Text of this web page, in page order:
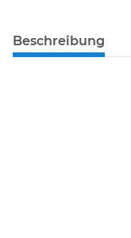
Beschreibung